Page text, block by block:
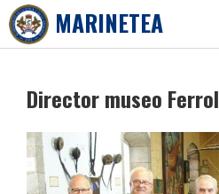
content
MARINETEA
Director museo Ferrol